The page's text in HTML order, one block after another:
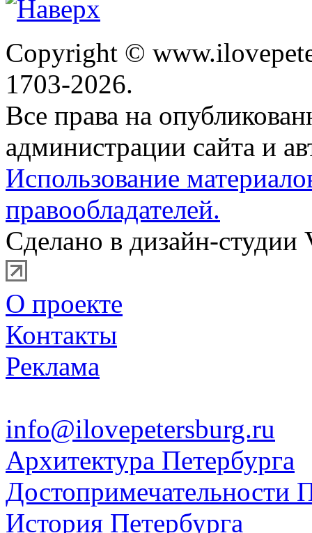
Copyright ©
1703-2026.
Все права на
администрации сайта и
Использование
правообладателей.
Сделано в дизайн-студии
О проекте
Контакты
Реклама
info@ilovepetersburg.ru
Архитектура Петербурга
Достопримечательности
История Петербурга